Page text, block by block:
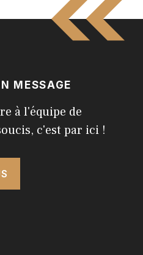
MESSAGE
à l'équipe de
c'est par ici !